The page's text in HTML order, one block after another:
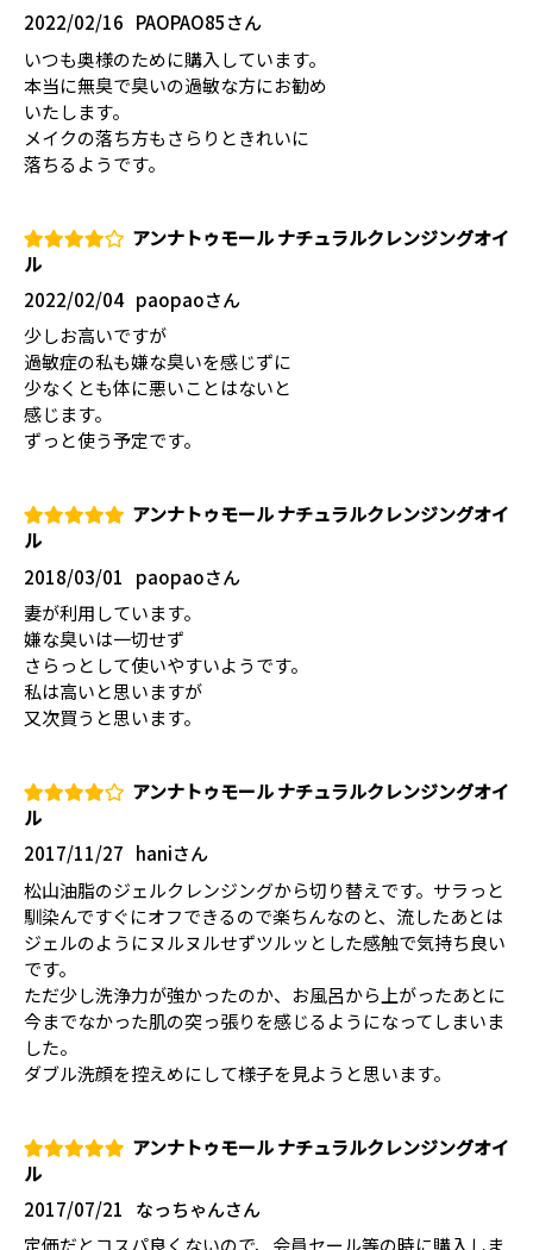
PAOPAO85さん
2022/02/16
いつも奥様のために購入しています。
本当に無臭で臭いの過敏な方にお勧め
いたします。
メイクの落ち方もさらりときれいに
落ちるようです。
アンナトゥモール ナチュラルクレンジングオイ
ル
paopaoさん
2022/02/04
少しお高いですが
過敏症の私も嫌な臭いを感じずに
少なくとも体に悪いことはないと
感じます。
ずっと使う予定です。
アンナトゥモール ナチュラルクレンジングオイ
ル
paopaoさん
2018/03/01
妻が利用しています。
嫌な臭いは一切せず
さらっとして使いやすいようです。
私は高いと思いますが
又次買うと思います。
アンナトゥモール ナチュラルクレンジングオイ
ル
haniさん
2017/11/27
松山油脂のジェルクレンジングから切り替えです。サラっと
馴染んですぐにオフできるので楽ちんなのと、流したあとは
ジェルのようにヌルヌルせずツルッとした感触で気持ち良い
です。
ただ少し洗浄力が強かったのか、お風呂から上がったあとに
今までなかった肌の突っ張りを感じるようになってしまいま
した。
ダブル洗顔を控えめにして様子を見ようと思います。
アンナトゥモール ナチュラルクレンジングオイ
ル
なっちゃんさん
2017/07/21